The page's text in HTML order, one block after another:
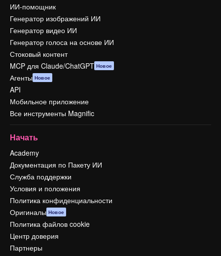
ИИ-помощник
Генератор изображений ИИ
Генератор видео ИИ
Генератор голоса на основе ИИ
Стоковый контент
MCP для Claude/ChatGPT Новое
Агенты Новое
API
Мобильное приложение
Все инструменты Magnific
Начать
Academy
Документация по Пакету ИИ
Служба поддержки
Условия и положения
Политика конфиденциальности
Оригиналы Новое
Политика файлов cookie
Центр доверия
Партнеры